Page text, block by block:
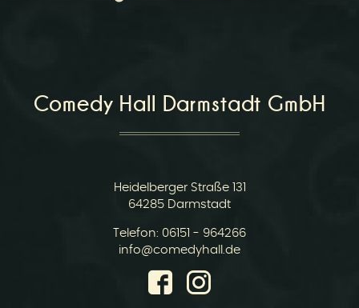
Comedy Hall Darmstadt GmbH
Heidelberger Straße 131
64285 Darmstadt
Telefon: 06151 - 964266
E-
info@comedyhall.de